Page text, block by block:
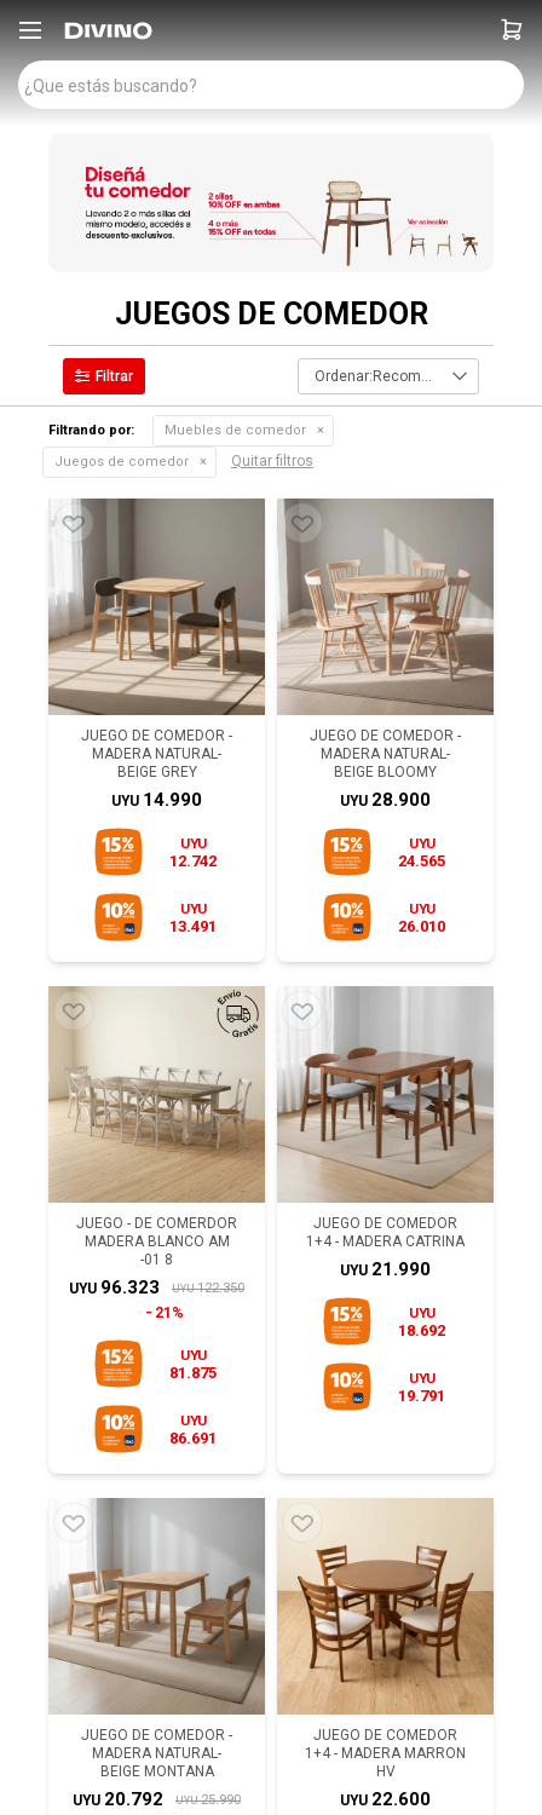

JUEGOS DE COMEDOR
Recomendados
Filtrando por:
Muebles de comedor
Juegos de comedor
Quitar filtros
JUEGO DE COMEDOR -
MADERA NATURAL-
BEIGE GREY
UYU 14.990
UYU
12.742
UYU
13.491
JUEGO DE COMEDOR -
MADERA NATURAL-
BEIGE BLOOMY
UYU 28.900
UYU
24.565
UYU
26.010
JUEGO - DE COMERDOR
MADERA BLANCO AM
-01 8
UYU 96.323 UYU 122.350
21%
UYU
81.875
UYU
86.691
JUEGO DE COMEDOR
1+4 - MADERA CATRINA
UYU 21.990
UYU
18.692
UYU
19.791
JUEGO DE COMEDOR -
MADERA NATURAL-
BEIGE MONTANA
UYU 20.792 UYU 25.990
JUEGO DE COMEDOR
1+4 - MADERA MARRON
HV
UYU 22.600